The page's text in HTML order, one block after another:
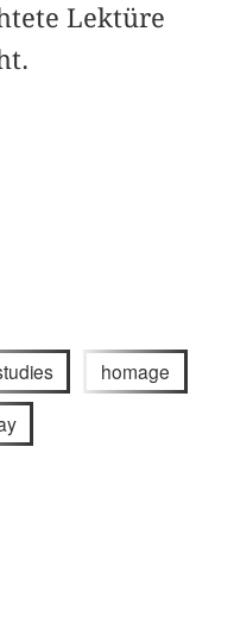
Lektüre
homage